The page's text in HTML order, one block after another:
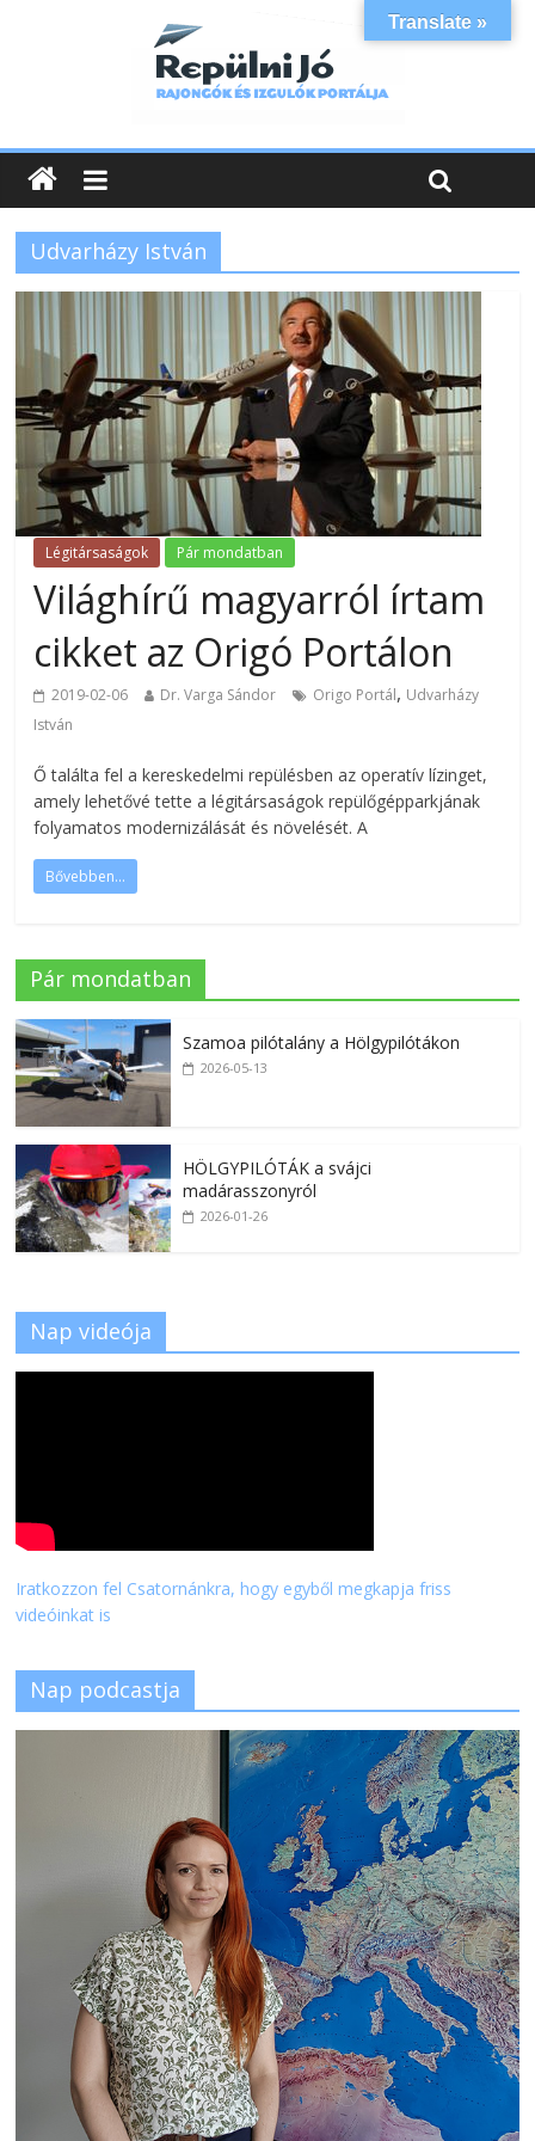
Udvarházy István
Légitársaságok Pár mondatban
Világhírű magyarról írtam
cikket az Origó Portálon
2019-02-06 Dr. Varga Sándor Origo Portál, Udvarházy
István
Ő találta fel a kereskedelmi repülésben az operatív lízinget,
amely lehetővé tette a légitársaságok repülőgépparkjának
folyamatos modernizálását és növelését. A
Bővebben...
Pár mondatban
Szamoa pilótalány a Hölgypilótákon
2026-05-13
HÖLGYPILÓTÁK a svájci
madárasszonyról
2026-01-26
Nap videója
Iratkozzon fel Csatornánkra, hogy egyből megkapja friss
videóinkat is
Nap podcastja
Translate »